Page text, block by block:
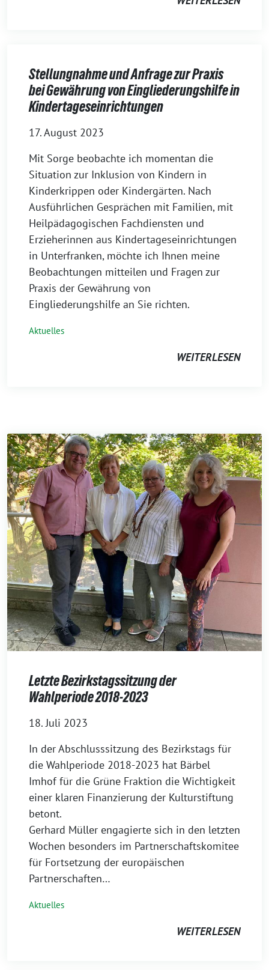
Stellungnahme und Anfrage zur Praxis
bei Gewährung von Eingliederungshilfe in
Kindertageseinrichtungen
17. August 2023
Mit Sorge beobachte ich momentan die
Situation zur Inklusion von Kindern in
Kinderkrippen oder Kindergärten. Nach
Ausführlichen Gesprächen mit Familien, mit
Heilpädagogischen Fachdiensten und
Erzieherinnen aus Kindertageseinrichtungen
in Unterfranken, möchte ich Ihnen meine
Beobachtungen mitteilen und Fragen zur
Praxis der Gewährung von
Eingliederungshilfe an Sie richten.
Aktuelles
WEITERLESEN
Letzte Bezirkstagssitzung der
Wahlperiode 2018-2023
18. Juli 2023
In der Abschlusssitzung des Bezirkstags für
die Wahlperiode 2018-2023 hat Bärbel
Imhof für die Grüne Fraktion die Wichtigkeit
einer klaren Finanzierung der Kulturstiftung
betont.
Gerhard Müller engagierte sich in den letzten
Wochen besonders im Partnerschaftskomitee
für Fortsetzung der europäischen
Partnerschaften…
Aktuelles
WEITERLESEN